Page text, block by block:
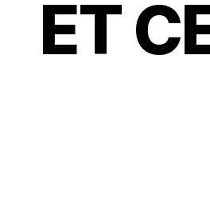
ET